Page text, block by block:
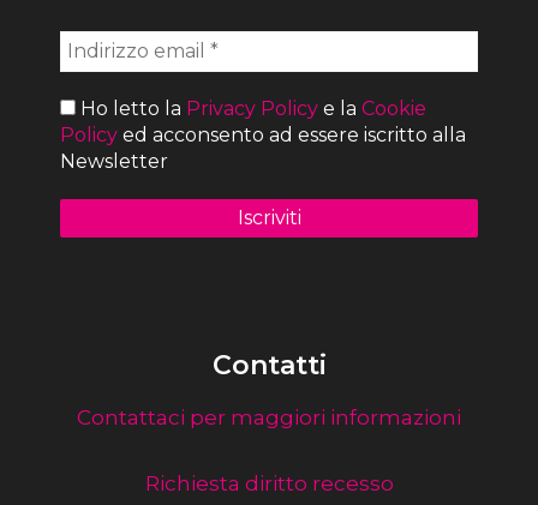
Ho letto la Privacy Policy e la Cookie
Policy ed acconsento ad essere iscritto alla
Newsletter
Contatti
Contattaci per maggiori informazioni
Richiesta diritto recesso